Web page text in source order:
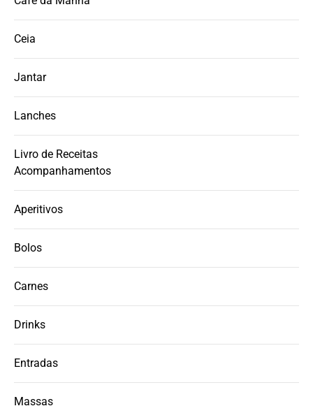
Ceia
Jantar
Lanches
Livro de Receitas
Acompanhamentos
Aperitivos
Bolos
Carnes
Drinks
Entradas
Massas